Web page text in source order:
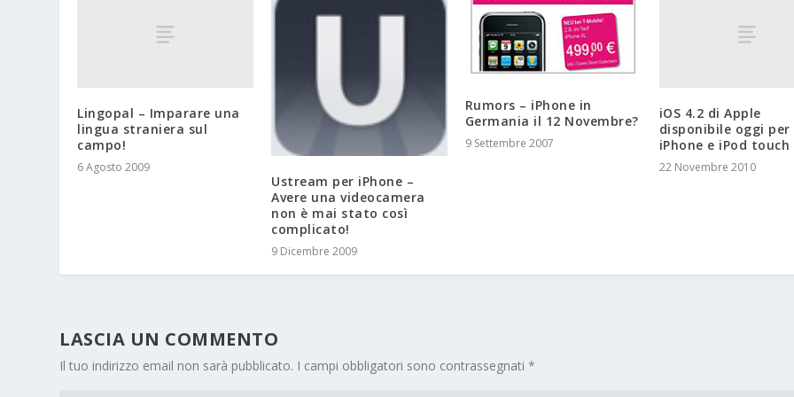
Lingopal – Imparare una
lingua straniera sul
campo!
6 Agosto 2009
Ustream per iPhone –
Avere una videocamera
non è mai stato così
complicato!
9 Dicembre 2009
Rumors – iPhone in
Germania il 12 Novembre?
9 Settembre 2007
iOS 4.2 di Apple
disponibile oggi per
iPhone e iPod touch
22 Novembre 2010
LASCIA UN COMMENTO
Il tuo indirizzo email non sarà pubblicato. I campi obbligatori sono contrassegnati*